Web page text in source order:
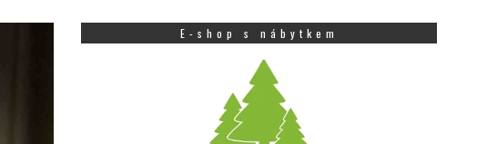
E-shop s nábytkem